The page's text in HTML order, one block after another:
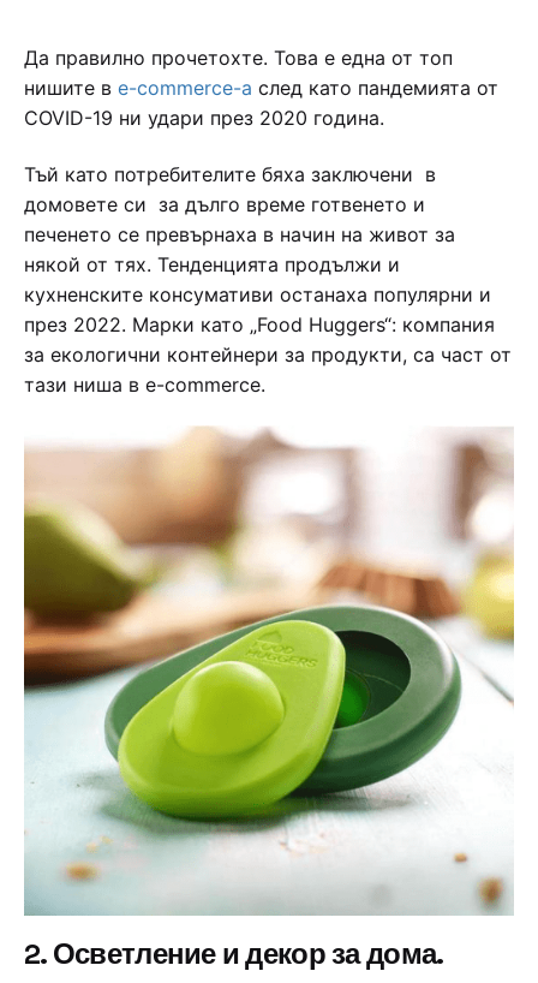
Да правилно прочетохте. Това е една от топ
нишите в e-commerce-a след като пандемията от
COVID-19 ни удари през 2020 година.
Тъй като потребителите бяха заключени в
домовете си за дълго време готвенето и
печенето се превърнаха в начин на живот за
някой от тях. Тенденцията продължи и
кухненските консумативи останаха популярни и
през 2022. Марки като „Food Huggers“: компания
за екологични контейнери за продукти, са част от
тази ниша в e-commerce.
2. Осветление и декор за дома.